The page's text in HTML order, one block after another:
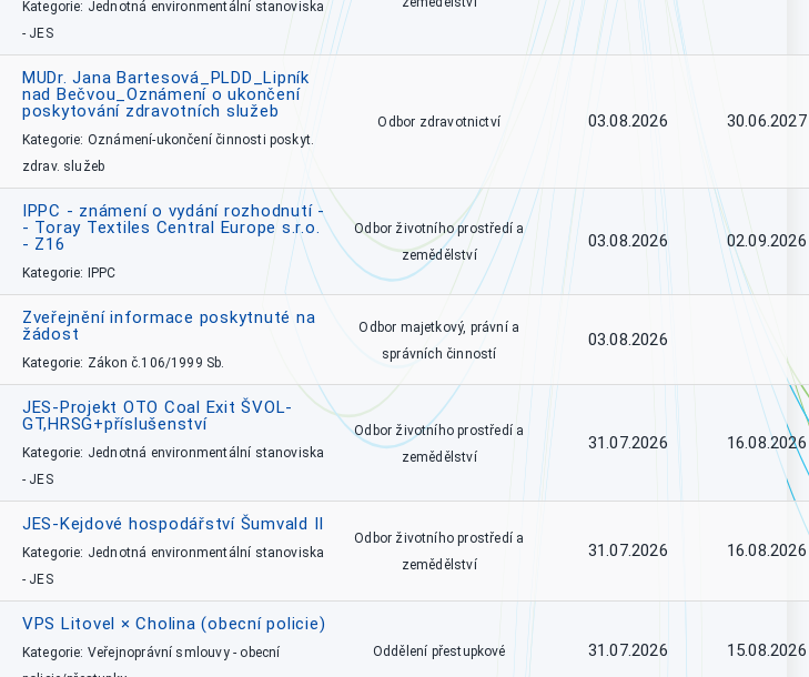
Kategorie: Jednotná environmentální stanoviska
- JES
MUDr. Jana Bartesová_PLDD_Lipník
nad Bečvou_Oznámení o ukončení
poskytování zdravotních služeb
Kategorie: Oznámení-ukončení činnosti poskyt.
zdrav. služeb
Odbor zdravotnictví 03.08.2026 30.06.2027
IPPC - známení o vydání rozhodnutí -
- Toray Textiles Central Europe s.r.o.
- Z16
Kategorie: IPPC
Odbor životního prostředí a
zemědělství
03.08.2026 02.09.2026
Zveřejnění informace poskytnuté na
žádost
Kategorie: Zákon č.106/1999 Sb.
Odbor majetkový, právní a
správních činností
03.08.2026
JES-Projekt OTO Coal Exit ŠVOL-
GT,HRSG+příslušenství
Kategorie: Jednotná environmentální stanoviska
- JES
Odbor životního prostředí a
zemědělství
31.07.2026 16.08.2026
JES-Kejdové hospodářství Šumvald II
Kategorie: Jednotná environmentální stanoviska
- JES
Odbor životního prostředí a
zemědělství
31.07.2026 16.08.2026
VPS Litovel × Cholina (obecní policie)
Kategorie: Veřejnoprávní smlouvy - obecní
Oddělení přestupkové 31.07.2026 15.08.2026